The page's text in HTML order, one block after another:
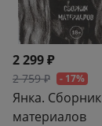
2 299 ₽
2 759 ₽ - 17%
Янка. Сборник
материалов